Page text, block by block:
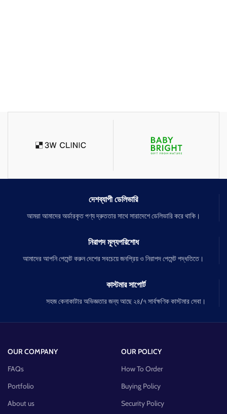
দেশব্যাপী ডেলিভারি
আমরা আমাদের অর্ডারকৃত পণ্য দ্রুততার সাথে সারাদেশে ডেলিভারি করে থাকি।
নিরাপদ মূল্যপরিশোধ
আমাদের আপনি পেমেন্ট করুন দেশের সবচেয়ে জনপ্রিয় ও নিরাপদ পেমেন্ট পদ্ধতিতে।
কাস্টমার সাপোর্ট
সহজ কেনাকাটার অভিজ্ঞতার জন্য আছে ২৪/৭ সার্বক্ষণিক কাস্টমার সেবা।
OUR COMPANY
FAQs
Portfolio
About us
OUR POLICY
How To Order
Buying Policy
Security Policy